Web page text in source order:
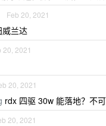
Feb 20, 2021
兰达
20, 2021
20, 2021
rdx 四驱 30w 能落地？不
20, 2021